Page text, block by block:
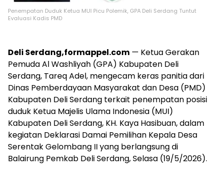
Penempatan Duduk Ketua MUI Picu Polemik, GPA Deli Serdang Tuntut
Evaluasi Kadis PMD
Deli Serdang,formappel.com — Ketua Gerakan
Pemuda Al Washliyah (GPA) Kabupaten Deli
Serdang, Tareq Adel, mengecam keras panitia dari
Dinas Pemberdayaan Masyarakat dan Desa (PMD)
Kabupaten Deli Serdang terkait penempatan posisi
duduk Ketua Majelis Ulama Indonesia (MUI)
Kabupaten Deli Serdang, KH. Kaya Hasibuan, dalam
kegiatan Deklarasi Damai Pemilihan Kepala Desa
Serentak Gelombang II yang berlangsung di
Balairung Pemkab Deli Serdang, Selasa (19/5/2026).